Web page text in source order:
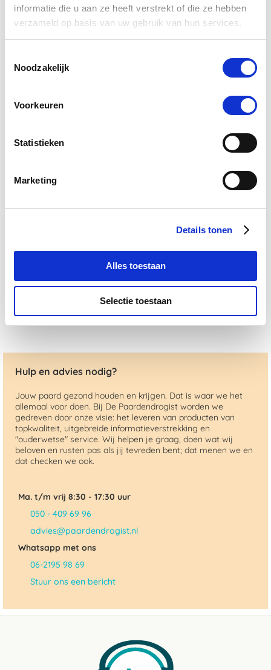
informatie die u aan ze heeft verstrekt of die ze hebben
verzameld op basis van uw gebruik van hun services.
Noodzakelijk
Voorkeuren
Statistieken
Marketing
Details tonen
Alles toestaan
Selectie toestaan
€ 23,20 € 22,04
-5 %
star
€ 33,43 € 31,76
Hulp en advies nodig?
Jouw paard gezond houden en krijgen. Dat is waar we het
allemaal voor doen. Bij De Paardendrogist worden we
gedreven door onze visie: het leveren van producten van
topkwaliteit, uitgebreide informatieverstrekking en
"ouderwetse" service. Wij helpen je graag, doen wat wij
beloven en rusten pas als jij tevreden bent; dat menen we en
dat checken we ook.
Ma. t/m vrij 8:30 - 17:30 uur
050 - 409 69 96
advies@paardendrogist.nl
Whatsapp met ons
06-2195 98 69
Stuur ons een bericht